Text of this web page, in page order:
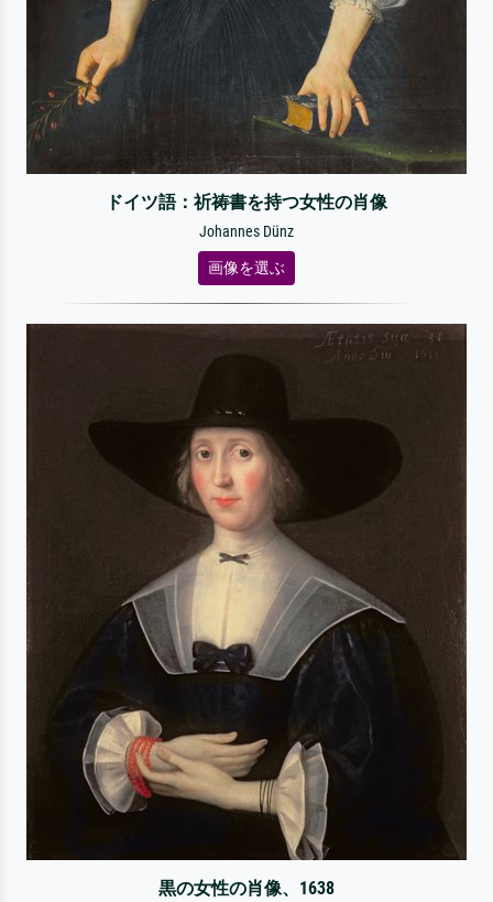
ドイツ語：祈祷書を持つ女性の肖像
Johannes Dünz
画像を選ぶ
黒の女性の肖像、1638